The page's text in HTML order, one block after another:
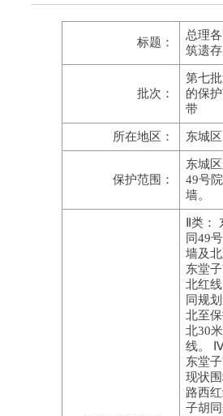
标题：
总理
筑遗存
批次：
第七
的保
带
所在地区： 东城区
保护范围：
东城
49号
墙。
Ⅱ类：
同49
墙及
东堂
北红
同规
北至
北30
线。
东堂
现状
路西
子胡